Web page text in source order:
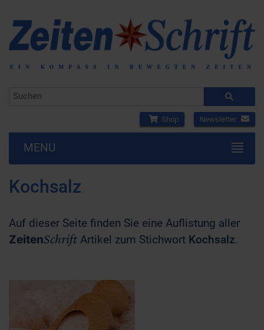
Shop Newsletter
MENU
Kochsalz
Auf dieser Seite finden Sie eine Auflistung aller
ZeitenSchrift Artikel zum Stichwort Kochsalz.